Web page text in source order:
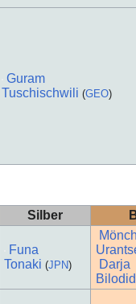
Guram
Tuschischwili (GEO)
Silber
Funa
Tonaki (JPN)
Darja
Bilodid